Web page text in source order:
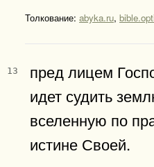
Толкование: abyka.ru,
13
пред лицем
идет судить
вселенную по
истине Своей.